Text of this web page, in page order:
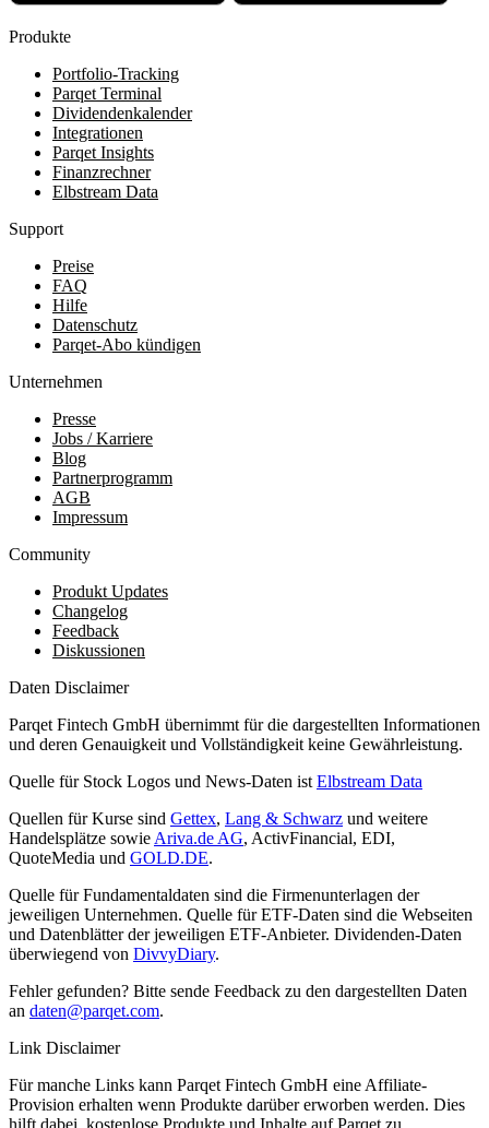
Produkte
Portfolio-Tracking
Parqet Terminal
Dividendenkalender
Integrationen
Parqet Insights
Finanzrechner
Elbstream Data
Support
Preise
FAQ
Hilfe
Datenschutz
Parqet-Abo kündigen
Unternehmen
Presse
Jobs / Karriere
Blog
Partnerprogramm
AGB
Impressum
Community
Produkt Updates
Changelog
Feedback
Diskussionen
Daten Disclaimer
Parqet Fintech GmbH übernimmt für die dargestellten Informationen
und deren Genauigkeit und Vollständigkeit keine Gewährleistung.
Quelle für Stock Logos und News-Daten ist Elbstream Data
Quellen für Kurse sind Gettex, Lang & Schwarz und weitere
Handelsplätze sowie Ariva.de AG, ActivFinancial, EDI,
QuoteMedia und GOLD.DE.
Quelle für Fundamentaldaten sind die Firmenunterlagen der
jeweiligen Unternehmen. Quelle für ETF-Daten sind die Webseiten
und Datenblätter der jeweiligen ETF-Anbieter. Dividenden-Daten
überwiegend von DivvyDiary.
Fehler gefunden? Bitte sende Feedback zu den dargestellten Daten
an daten@parqet.com.
Link Disclaimer
Für manche Links kann Parqet Fintech GmbH eine Affiliate-
Provision erhalten wenn Produkte darüber erworben werden. Dies
hilft dabei, kostenlose Produkte und Inhalte auf Parqet zu